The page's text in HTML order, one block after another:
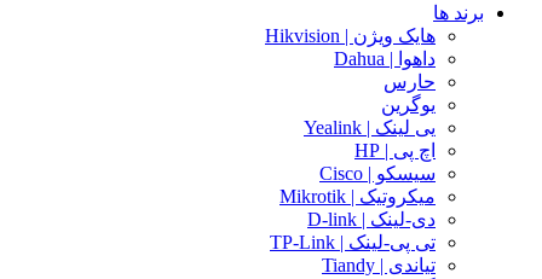
برند ها
هایک ویژن | Hikvision
داهوا | Dahua
حارس
یوگرین
یی لینک | Yealink
اچ پی | HP
سیسکو | Cisco
میکروتیک | Mikrotik
دی-لینک | D-link
تی پی-لینک | TP-Link
تیاندی | Tiandy